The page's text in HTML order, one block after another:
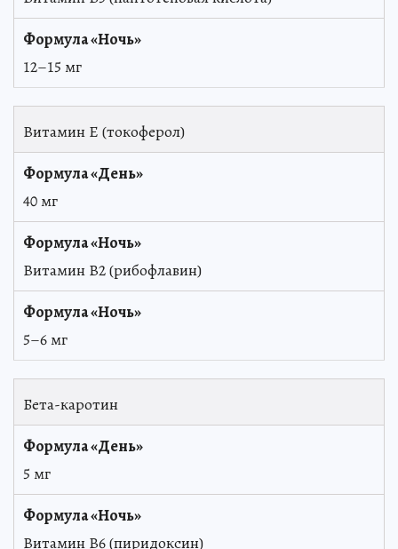
12–15 мг
Витамин Е (токоферол)
40 мг
Витамин В2 (рибофлавин)
5–6 мг
Бета-каротин
5 мг
Витамин В6 (пиридоксин)